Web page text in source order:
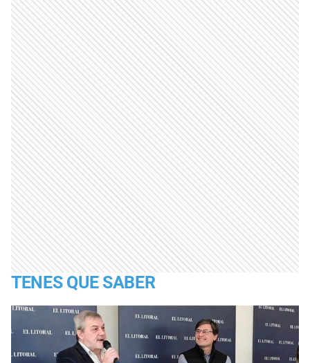
TENES QUE SABER